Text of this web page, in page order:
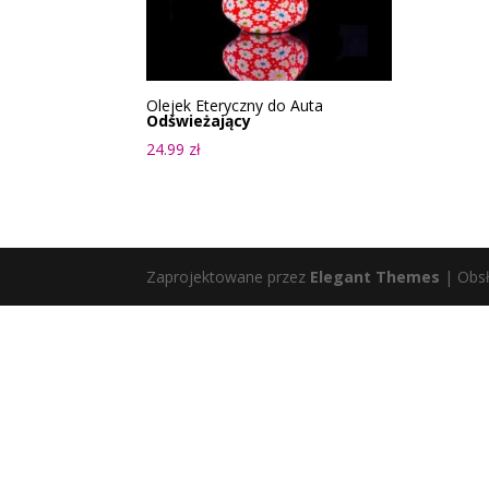
Olejek Eteryczny do Auta
Odświeżający
24.99 zł
Zaprojektowane przez Elegant Themes |